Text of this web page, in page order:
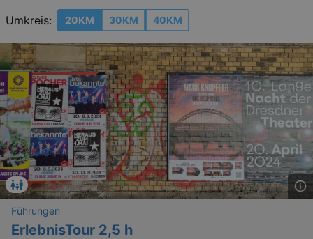
Umkreis: 20KM 30KM 40KM
Führungen
ErlebnisTour 2,5 h